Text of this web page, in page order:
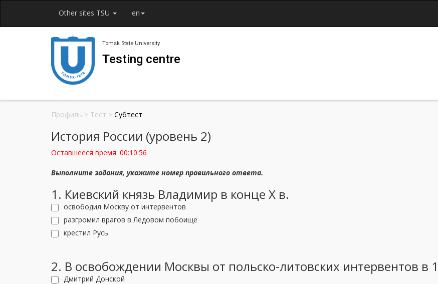
Other sites TSU en
Tomsk State University
Testing centre
Профиль > Тест > Субтест
История России (уровень 2)
Оставшееся время: 00:10:56
Выполните задания, укажите номер правильного ответа.
1. Киевский князь Владимир в конце X в.
освободил Москву от интервентов
разгромил врагов в Ледовом побоище
крестил Русь
2. В освобождении Москвы от польско-литовских интервентов в
Дмитрий Донской